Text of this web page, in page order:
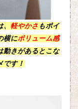
、 軽やかさ もポイ
横にボリューム感
動きがあるとこな
です！